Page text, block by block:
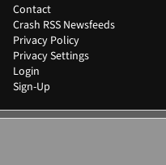
Contact
Crash RSS Newsfeeds
Privacy Policy
Privacy Settings
Login
Sign-Up